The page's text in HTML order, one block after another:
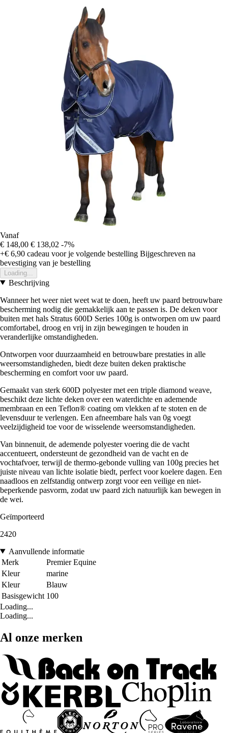
Vanaf
€ 148,00 € 138,02 -7%
+€ 6,90 cadeau voor je volgende bestelling Bijgeschreven na
bevestiging van je bestelling
Loading...
Beschrijving
Wanneer het weer niet weet wat te doen, heeft uw paard betrouwbare
bescherming nodig die gemakkelijk aan te passen is. De deken voor
buiten met hals Stratus 600D Series 100g is ontworpen om uw paard
comfortabel, droog en vrij in zijn bewegingen te houden in
veranderlijke omstandigheden.
Ontworpen voor duurzaamheid en betrouwbare prestaties in alle
weersomstandigheden, biedt deze buiten deken praktische
bescherming en comfort voor uw paard.
Gemaakt van sterk 600D polyester met een triple diamond weave,
beschikt deze lichte deken over een waterdichte en ademende
membraan en een Teflon® coating om vlekken af te stoten en de
levensduur te verlengen. Een afneembare hals van 0g voegt
veelzijdigheid toe voor de wisselende weersomstandigheden.
Van binnenuit, de ademende polyester voering die de vacht
accentueert, ondersteunt de gezondheid van de vacht en de
vochtafvoer, terwijl de thermo-gebonde vulling van 100g precies het
juiste niveau van lichte isolatie biedt, perfect voor koelere dagen. Een
naadloos en zelfstandig ontwerp zorgt voor een veilige en niet-
beperkende pasvorm, zodat uw paard zich natuurlijk kan bewegen in
de wei.
Geïmporteerd
2420
Aanvullende informatie
Merk
Premier Equine
Kleur
marine
Kleur
Blauw
Basisgewicht 100
Loading...
Loading...
Al onze merken